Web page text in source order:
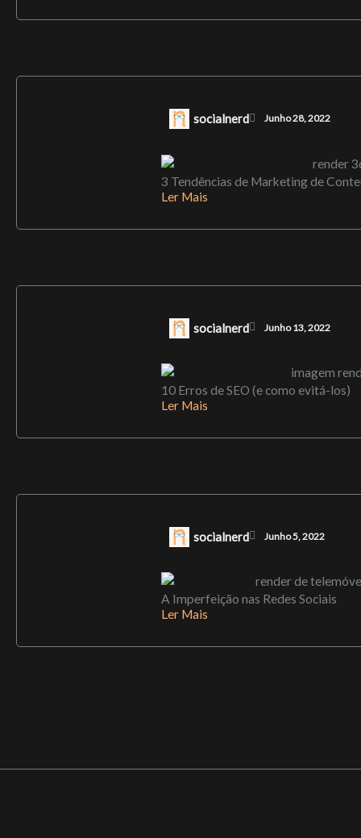
socialnerd Junho 28, 2022
3 Tendências de Marketing de
Ler Mais
socialnerd Junho 13, 2022
10 Erros de SEO (e como evitá-los)
Ler Mais
socialnerd Junho 5, 2022
A Imperfeição nas Redes Sociais
Ler Mais